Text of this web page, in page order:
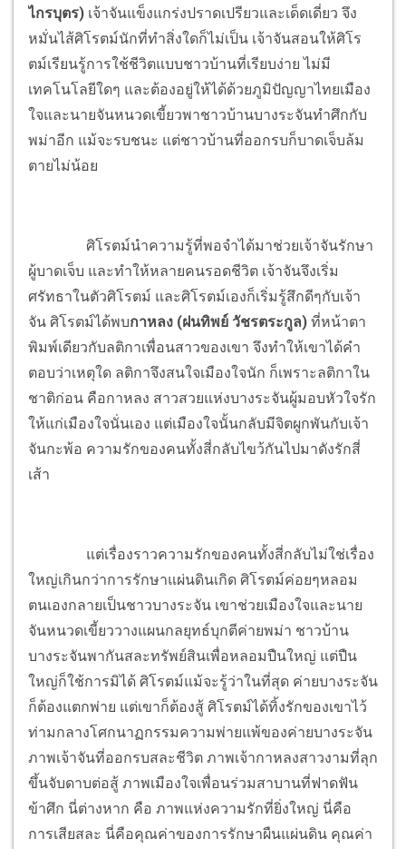
ไกรบุตร) เจ้าจันแข็งแกร่งปราดเปรียวและเด็ดเดี่ยว จึง
หมั่นไส้ศิโรตม์นักที่ทำสิ่งใดก็ไม่เป็น เจ้าจันสอนให้ศิโร
ตม์เรียนรู้การใช้ชีวิตแบบชาวบ้านที่เรียบง่าย ไม่มี
เทคโนโลยีใดๆ และต้องอยู่ให้ได้ด้วยภูมิปัญญาไทยเมือง
ใจและนายจันหนวดเขี้ยวพาชาวบ้านบางระจันทำศึกกับ
พม่าอีก แม้จะรบชนะ แต่ชาวบ้านที่ออกรบก็บาดเจ็บล้ม
ตายไม่น้อย
ศิโรตม์นำความรู้ที่พอจำได้มาช่วยเจ้าจันรักษา
ผู้บาดเจ็บ และทำให้หลายคนรอดชีวิต เจ้าจันจึงเริ่ม
ศรัทธาในตัวศิโรตม์ และศิโรตม์เองก็เริ่มรู้สึกดีๆกับเจ้า
จัน ศิโรตม์ได้พบกาหลง (ฝนทิพย์ วัชรตระกูล) ที่หน้าตา
พิมพ์เดียวกับลติกาเพื่อนสาวของเขา จึงทำให้เขาได้คำ
ตอบว่าเหตุใด ลติกาจึงสนใจเมืองใจนัก ก็เพราะลติกาใน
ชาติก่อน คือกาหลง สาวสวยแห่งบางระจันผู้มอบหัวใจรัก
ให้แก่เมืองใจนั่นเอง แต่เมืองใจนั้นกลับมีจิตผูกพันกับเจ้า
จันกะพ้อ ความรักของคนทั้งสี่กลับไขว้กันไปมาดังรักสี่
เส้า
แต่เรื่องราวความรักของคนทั้งสี่กลับไม่ใช่เรื่อง
ใหญ่เกินกว่าการรักษาแผ่นดินเกิด ศิโรตม์ค่อยๆหลอม
ตนเองกลายเป็นชาวบางระจัน เขาช่วยเมืองใจและนาย
จันหนวดเขี้ยววางแผนกลยุทธ์บุกตีค่ายพม่า ชาวบ้าน
บางระจันพากันสละทรัพย์สินเพื่อหลอมปืนใหญ่ แต่ปืน
ใหญ่ก็ใช้การมิได้ ศิโรตม์แม้จะรู้ว่าในที่สุด ค่ายบางระจัน
ก็ต้องแตกพ่าย แต่เขาก็ต้องสู้ ศิโรตม์ได้ทิ้งรักของเขาไว้
ท่ามกลางโศกนาฏกรรมความพ่ายแพ้ของค่ายบางระจัน
ภาพเจ้าจันที่ออกรบสละชีวิต ภาพเจ้ากาหลงสาวงามที่ลุก
ขึ้นจับดาบต่อสู้ ภาพเมืองใจเพื่อนร่วมสาบานที่ฟาดฟัน
ข้าศึก นี่ต่างหาก คือ ภาพแห่งความรักที่ยิ่งใหญ่ นี่คือ
การเสียสละ นี่คือคุณค่าของการรักษาผืนแผ่นดิน คุณค่า